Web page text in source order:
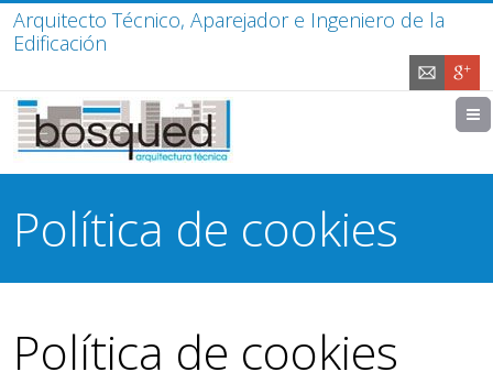
Arquitecto Técnico, Aparejador e Ingeniero de la
Edificación
Política de cookies
Política de cookies